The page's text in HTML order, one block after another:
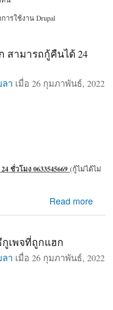
รใช้งาน Drupal
สามารถกู้คืนได้ 24
า เมื่อ 26 กุมภาพันธ์, 2022
ชั่วโมง 0633545669 (กู้ไม่ได้ไม่
Read more
สามารถกู้คืนได้ 24 ชั่วโมง
เพจที่ถูกแฮก
า เมื่อ 26 กุมภาพันธ์, 2022